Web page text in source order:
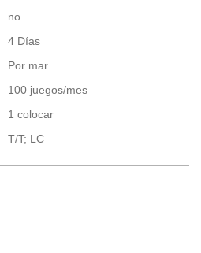
no
4 Días
Por mar
100 juegos/mes
1 colocar
T/T; LC